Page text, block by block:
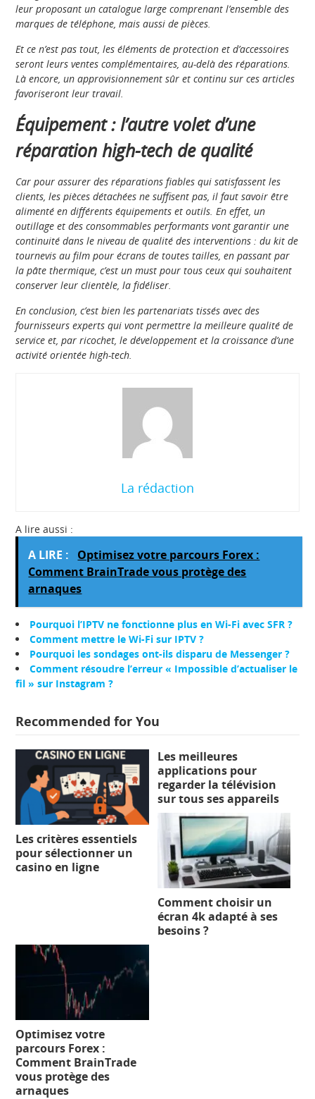
leur proposant un catalogue large comprenant l’ensemble des
marques de téléphone, mais aussi de pièces.
Et ce n’est pas tout, les éléments de protection et d’accessoires
seront leurs ventes complémentaires, au-delà des réparations.
Là encore, un approvisionnement sûr et continu sur ces articles
favoriseront leur travail.
Équipement : l’autre volet d’une
réparation high-tech de qualité
Car pour assurer des réparations fiables qui satisfassent les
clients, les pièces détachées ne suffisent pas, il faut savoir être
alimenté en différents équipements et outils. En effet, un
outillage et des consommables performants vont garantir une
continuité dans le niveau de qualité des interventions : du kit de
tournevis au film pour écrans de toutes tailles, en passant par
la pâte thermique, c’est un must pour tous ceux qui souhaitent
conserver leur clientèle, la fidéliser.
En conclusion, c’est bien les partenariats tissés avec des
fournisseurs experts qui vont permettre la meilleure qualité de
service et, par ricochet, le développement et la croissance d’une
activité orientée high-tech.
La rédaction
A lire aussi :
A LIRE :
Optimisez votre parcours Forex :
Comment BrainTrade vous protège des
arnaques
Pourquoi l’IPTV ne fonctionne plus en Wi-Fi avec SFR ?
Comment mettre le Wi-Fi sur IPTV ?
Pourquoi les sondages ont-ils disparu de Messenger ?
Comment résoudre l’erreur « Impossible d’actualiser le
fil » sur Instagram ?
Recommended for You
Les critères essentiels
pour sélectionner un
casino en ligne
Les meilleures
applications pour
regarder la télévision
sur tous ses appareils
Comment choisir un
écran 4k adapté à ses
besoins ?
Optimisez votre
parcours Forex :
Comment BrainTrade
vous protège des
arnaques